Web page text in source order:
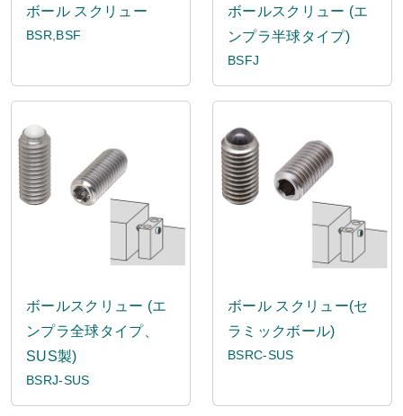
ボール スクリュー
BSR,BSF
ボールスクリュー (エ
ンプラ半球タイプ)
BSFJ
ボールスクリュー (エ
ンプラ全球タイプ、
SUS製)
BSRJ-SUS
ボール スクリュー(セ
ラミックボール)
BSRC-SUS